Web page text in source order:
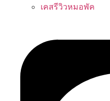
เคสรีวิวหมอพัค